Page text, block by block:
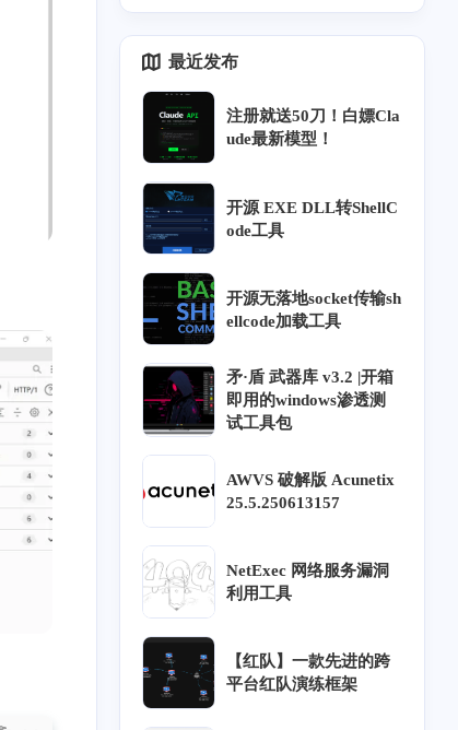
数字取证 个人隐私保护
木马/病毒
58篇
最近发布
注册就送50刀！白嫖Cla
ude最新模型！
开源 EXE DLL转ShellC
ode工具
开源无落地socket传输sh
ellcode加载工具
矛·盾 武器库 v3.2 |开箱
即用的windows渗透测
试工具包
AWVS 破解版 Acunetix
25.5.250613157
NetExec 网络服务漏洞
利用工具
【红队】一款先进的跨
平台红队演练框架